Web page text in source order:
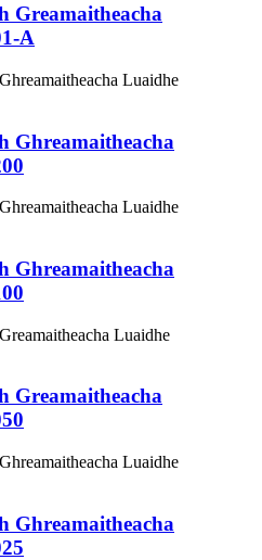
Greamaitheacha
A
Ghreamaitheacha
Ghreamaitheacha
Greamaitheacha
Ghreamaitheacha